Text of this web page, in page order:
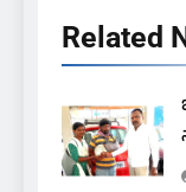
Related
5